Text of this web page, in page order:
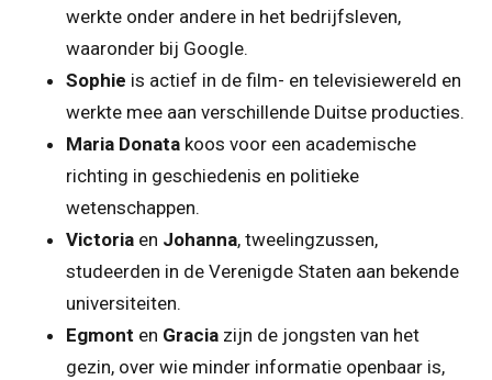
werkte onder andere in het bedrijfsleven,
waaronder bij Google.
Sophie is actief in de film- en televisiewereld en
werkte mee aan verschillende Duitse producties.
Maria Donata koos voor een academische
richting in geschiedenis en politieke
wetenschappen.
Victoria en Johanna, tweelingzussen,
studeerden in de Verenigde Staten aan bekende
universiteiten.
Egmont en Gracia zijn de jongsten van het
gezin, over wie minder informatie openbaar is,